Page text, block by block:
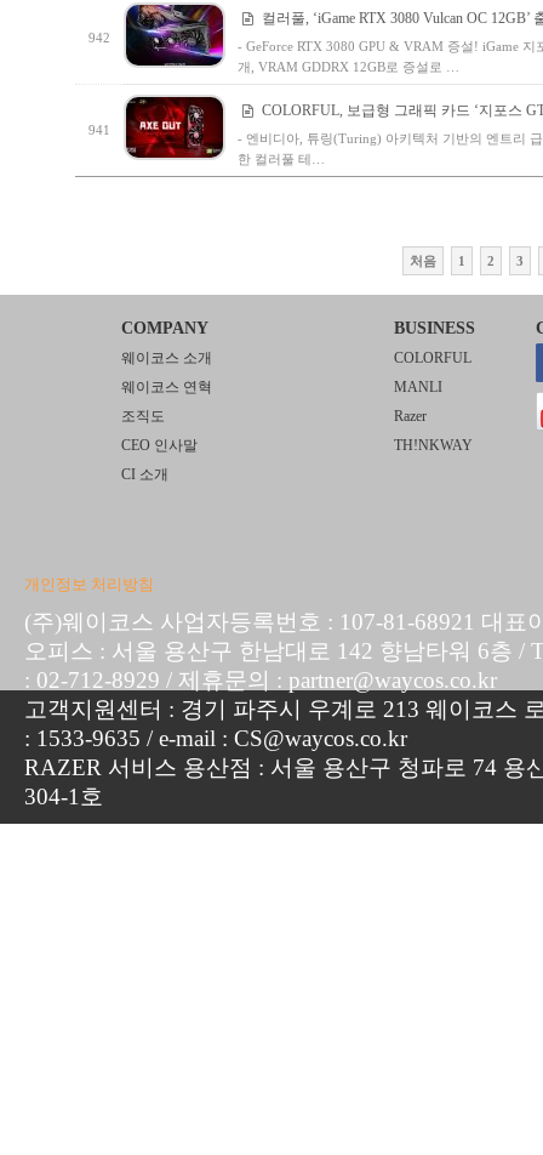
942
컬러풀, ‘iGame RTX 3080 Vulcan OC 12GB’
- GeForce RTX 3080 GPU & VRAM 증설! iGame
개, VRAM GDDRX 12GB로 증설로 …
941
COLORFUL, 보급형 그래픽 카드 ‘지포스
- 엔비디아, 튜링(Turing) 아키텍처 기반의 엔트리
한 컬러풀 테…
처음 1 2 3
COMPANY
웨이코스 소개
웨이코스 연혁
조직도
CEO 인사말
CI 소개
BUSINESS
COLORFUL
MANLI
Razer
TH!NKWAY
개인정보 처리방침
(주)웨이코스 사업자등록번호 : 107-81-68921 대표
오피스 : 서울 용산구 한남대로 142 향남타워 6층 /
: 02-712-8929 / 제휴문의 : partner@waycos.co.kr
고객지원센터 : 경기 파주시 우계로 213 웨이코스
: 1533-9635 / e-mail : CS@waycos.co.kr
RAZER 서비스 용산점 : 서울 용산구 청파로 74 용
304-1호